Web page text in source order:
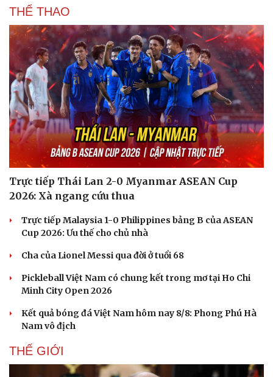
THỂ THAO
Trực tiếp Thái Lan 2-0 Myanmar ASEAN Cup
2026: Xà ngang cứu thua
Trực tiếp Malaysia 1-0 Philippines bảng B của ASEAN
Cup 2026: Ưu thế cho chủ nhà
Cha của Lionel Messi qua đời ở tuổi 68
Pickleball Việt Nam có chung kết trong mơ tại Ho Chi
Minh City Open 2026
Kết quả bóng đá Việt Nam hôm nay 8/8: Phong Phú Hà
Nam vô địch
THẾ GIỚI